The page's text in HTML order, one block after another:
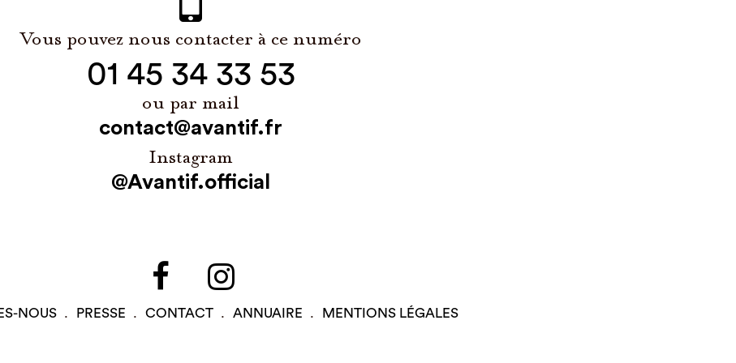
Vous pouvez nous contacter à ce numéro
01 45 34 33 53
ou par mail
contact@avantif.fr
Instagram
@Avantif.official
NOUS PRESSE CONTACT ANNUAIRE MENTIONS LÉGALES